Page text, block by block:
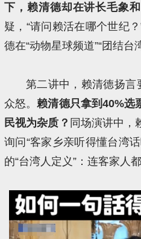
下，赖清德却在讲长毛象
疑，“请问赖活在哪个世纪
德在“动物星球频道”“团结台
第二讲中，赖清德扬言
众怒。赖清德只拿到40%选
民视为杂质？ 同场演讲中，
询问“客家乡亲听得懂台湾
的“台湾人定义”：连客家人